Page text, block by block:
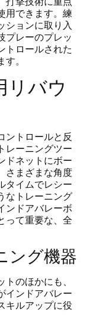
用できます。練
ションに取り入
プレーのプレッ
トロールされた
。
リバウ
ントロールと反
レーニングツー
ドネットにボー
さまざまな角度
タイムでレシー
なトレーニング
ンドアバレーボ
って重要な、全
ング機器
のほかにも、
インドアバレー
キルアップに役